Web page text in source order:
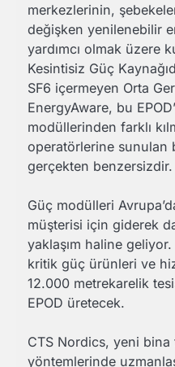
merkezlerinin,
değişken yenilenebilir
yardımcı olmak üzere
Kesintisiz Güç
SF6 içermeyen Orta
EnergyAware, bu
modüllerinden farklı
operatörlerine sunulan
gerçekten benzersizdir.
Güç modülleri
müşterisi için giderek
yaklaşım haline geliyor.
kritik güç ürünleri ve
12.000 metrekarelik
EPOD üretecek.
CTS Nordics, yeni bina
yöntemlerinde